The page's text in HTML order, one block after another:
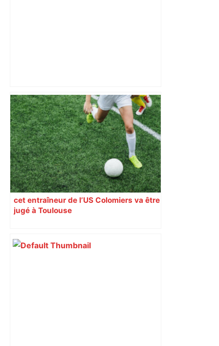
« Rien d'inquiétant » pour Guillaume
Restes, le gardien de Toulouse, après
sa sortie à Metz – L'Équipe
cet entraîneur de l’US Colomiers va être
jugé à Toulouse